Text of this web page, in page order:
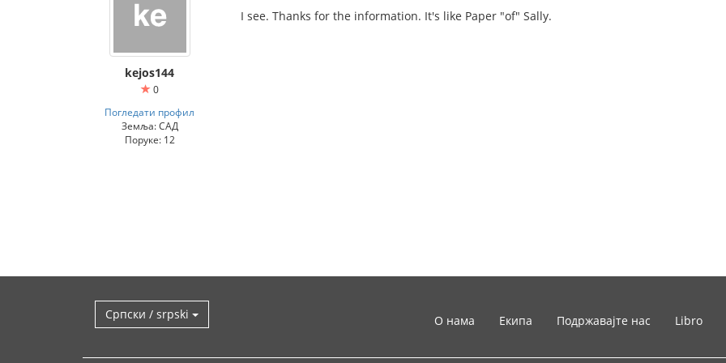
kejos144
0
Погледати профил
Земља: САД
Поруке: 12
I see. Thanks for the information. It's like Paper "of" Sally.
Српски / srpski О нама Екипа Подржавајте нас Libro